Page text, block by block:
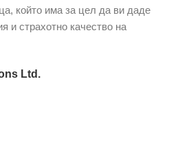
който има за цел да ви даде
и страхотно качество на
Ltd.